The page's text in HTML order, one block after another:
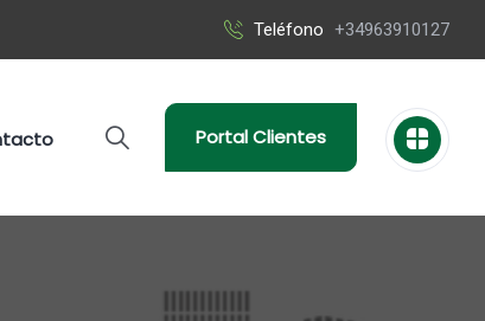
Teléfono +34963910127
Portal Clientes